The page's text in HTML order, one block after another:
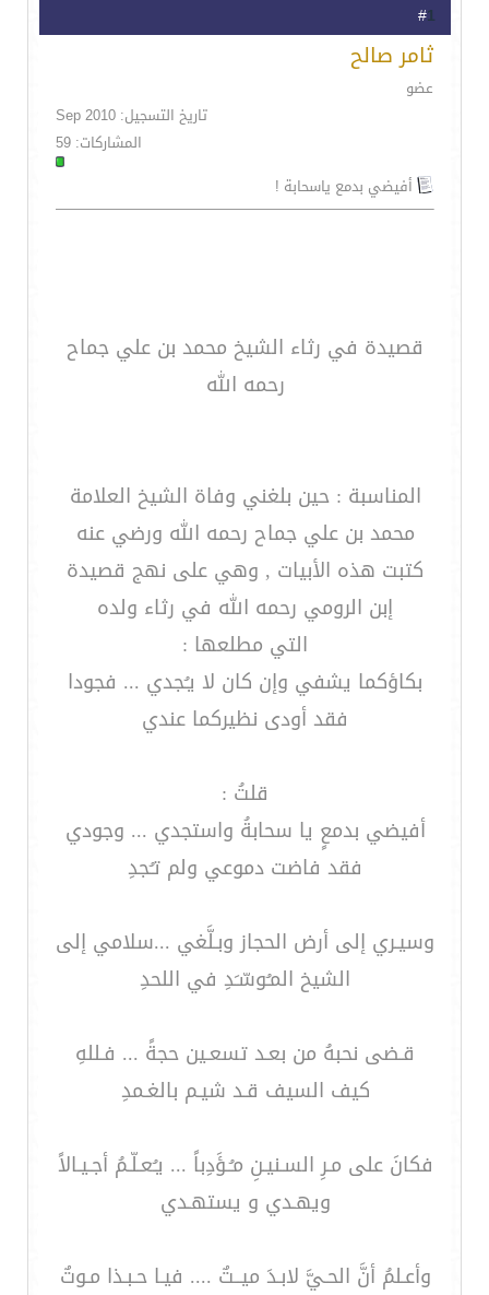
1
ثامر صالح
عضو
تاريخ التسجيل: Sep 2010
المشاركات: 59
أفيضي بدمع ياسحابة !
قصيدة في رثاء الشيخ محمد بن علي جماح
رحمه الله
المناسبة : حين بلغني وفاة الشيخ العلامة
محمد بن علي جماح رحمه الله ورضي عنه
كتبت هذه الأبيات , وهي على نهج قصيدة
إبن الرومي رحمه الله في رثاء ولده
التي مطلعها :
بكاؤكما يشفي وإن كان لا يـُجدي ... فجودا
فقد أودى نظيركما عندي
قلتُ :
أفيضي بدمعٍ يا سحابةُ واستجدي ... وجودي
فقد فاضت دموعي ولم تـُجدِ
وسيـري إلى أرض الحجاز وبـلَّغي ...سلامي إلى
الشيخ المـُوسّـَدِ في اللحدِ
قـضى نحبهُ من بعـد تسعـين حجةً ... فـللهِ
كيف السيف قـد شيـم بالغـمدِ
فكانَ على مـرِ السـنيـنِ مـُـؤَدِباً ... يـُعـلّـمُ أجـيـالاً
ويهـدي و يستهـدي
وأعـلمُ أنَّ الحـيَّ لابـدَ ميــتٌ .... فيـا حـبـذا مـوتٌ